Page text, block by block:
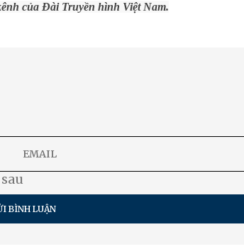
của Đài Truyền hình Việt Nam.
BÌNH LUẬN